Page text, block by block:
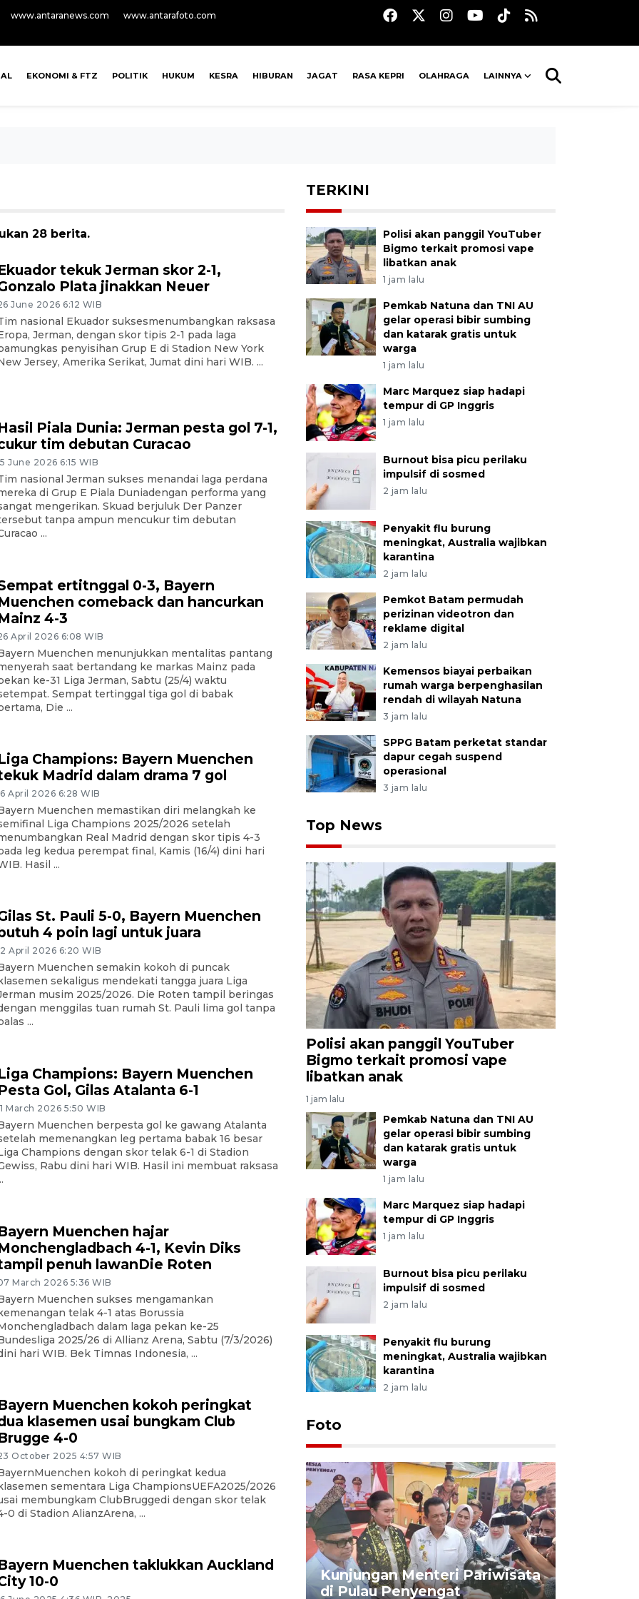
www.antaranews.com www.antarafoto.com
EKONOMI & FTZ POLITIK HUKUM KESRA HIBURAN JAGAT RASA KEPRI OLAHRAGA LAINNYA
28 berita.
tekuk Jerman skor 2-1,
Plata jinakkan Neuer
June 2026 6:12 WIB
nasional Ekuador suksesmenumbangkan raksasa
Jerman, dengan skor tipis 2-1 pada laga
penyisihan Grup E di Stadion New York
Jersey, Amerika Serikat, Jumat dini hari WIB. ...
Piala Dunia: Jerman pesta gol 7-1,
tim debutan Curacao
June 2026 6:15 WIB
nasional Jerman sukses menandai laga perdana
di Grup E Piala Duniadengan performa yang
mengerikan. Skuad berjuluk Der Panzer
tanpa ampun mencukur tim debutan
...
ertitnggal 0-3, Bayern
comeback dan hancurkan
4-3
April 2026 6:08 WIB
Muenchen menunjukkan mentalitas pantang
saat bertandang ke markas Mainz pada
ke-31 Liga Jerman, Sabtu (25/4) waktu
Sempat tertinggal tiga gol di babak
Die ...
Champions: Bayern Muenchen
Madrid dalam drama 7 gol
April 2026 6:28 WIB
Muenchen memastikan diri melangkah ke
Liga Champions 2025/2026 setelah
Real Madrid dengan skor tipis 4-3
leg kedua perempat final, Kamis (16/4) dini hari
Hasil ...
St. Pauli 5-0, Bayern Muenchen
4 poin lagi untuk juara
April 2026 6:20 WIB
Muenchen semakin kokoh di puncak
sekaligus mendekati tangga juara Liga
musim 2025/2026. Die Roten tampil beringas
menggilas tuan rumah St. Pauli lima gol tanpa
...
Champions: Bayern Muenchen
Gol, Gilas Atalanta 6-1
March 2026 5:50 WIB
Muenchen berpesta gol ke gawang Atalanta
memenangkan leg pertama babak 16 besar
Champions dengan skor telak 6-1 di Stadion
Rabu dini hari WIB. Hasil ini membuat raksasa
Muenchen hajar
4-1, Kevin Diks
penuh lawanDie Roten
March 2026 5:36 WIB
Muenchen sukses mengamankan
telak 4-1 atas Borussia
dalam laga pekan ke-25
2025/26 di Allianz Arena, Sabtu (7/3/2026)
hari WIB. Bek Timnas Indonesia, ...
Muenchen kokoh peringkat
klasemen usai bungkam Club
4-0
October 2025 4:57 WIB
kokoh di peringkat kedua
sementara Liga ChampionsUEFA2025/2026
membungkam ClubBruggedi dengan skor telak
0 di Stadion AlianzArena, ...
Muenchen taklukkan Auckland
10-0
TERKINI
Polisi akan panggil YouTuber
Bigmo terkait promosi vape
libatkan anak
1 jam lalu
Pemkab Natuna dan TNI AU
gelar operasi bibir sumbing
dan katarak gratis untuk
warga
1 jam lalu
Marc Marquez siap hadapi
tempur di GP Inggris
1 jam lalu
Burnout bisa picu perilaku
impulsif di sosmed
2 jam lalu
Penyakit flu burung
meningkat, Australia wajibkan
karantina
2 jam lalu
Pemkot Batam permudah
perizinan videotron dan
reklame digital
2 jam lalu
Kemensos biayai perbaikan
rumah warga berpenghasilan
rendah di wilayah Natuna
3 jam lalu
SPPG Batam perketat standar
dapur cegah suspend
operasional
3 jam lalu
Top News
Polisi akan panggil YouTuber
Bigmo terkait promosi vape
libatkan anak
1 jam lalu
Pemkab Natuna dan TNI AU
gelar operasi bibir sumbing
dan katarak gratis untuk
warga
1 jam lalu
Marc Marquez siap hadapi
tempur di GP Inggris
1 jam lalu
Burnout bisa picu perilaku
impulsif di sosmed
2 jam lalu
Penyakit flu burung
meningkat, Australia wajibkan
karantina
2 jam lalu
Foto
Distribusi logistik pemilu
Kunjungan Menteri Pariwisata
di Pulau Penyengat